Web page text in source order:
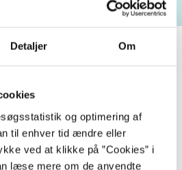
Detaljer Om
og optimering af
til enhver tid ændre eller
ved at klikke på ”Cookies” i
læse mere om de anvendte
dolor sit amet ...